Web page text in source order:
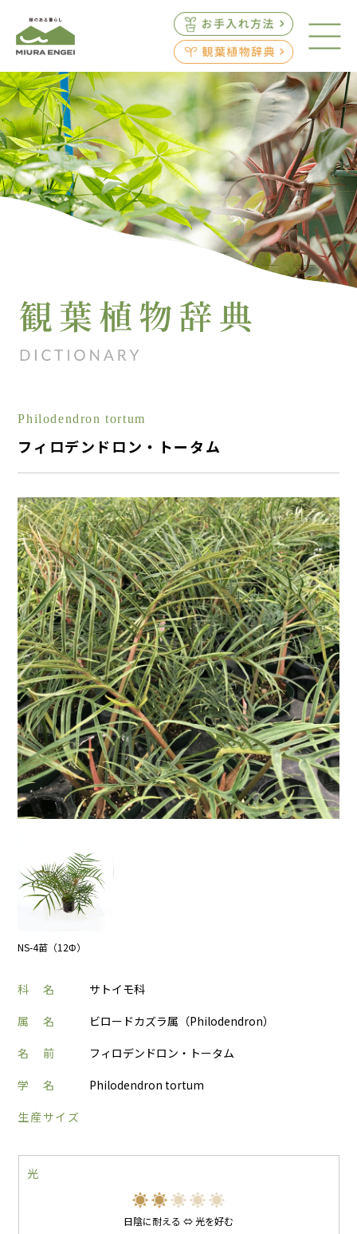
Philodendron tortum
フィロデンドロン・トータム
NS-4苗（12Φ）
科 名
サトイモ科
属 名
ビロードカズラ属（Philodendron）
名 前
フィロデンドロン・トータム
学 名
Philodendron tortum
生産サイズ
光
日陰に耐える ⇔ 光を好む